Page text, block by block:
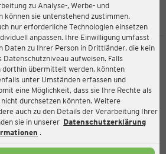
zu Analyse-, Werbe- und
können sie untenstehend zustimmen.
nur erforderliche Technologien einsetzen
anpassen. Ihre Einwilligung umfasst
Daten zu Ihrer Person in Drittländer, die kein
aufweisen. Falls
dorthin übermittelt werden, könnten
unter Umständen erfassen und
eine Möglichkeit, dass sie Ihre Rechte als
durchsetzen könnten. Weitere
auch zu den Details der Verarbeitung Ihrer
sie in unserer Datenschutzerklärung
.
SORTIMENT AKTIONEN
Rottweil